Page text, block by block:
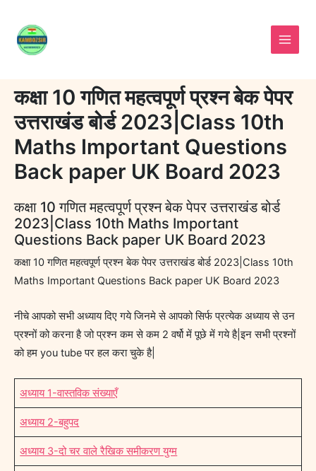
content
कक्षा 10 गणित महत्वपूर्ण प्रश्न बेक पेपर
उत्तराखंड बोर्ड 2023|Class 10th
Maths Important Questions
Back paper UK Board 2023
कक्षा 10 गणित महत्वपूर्ण प्रश्न बेक पेपर उत्तराखंड बोर्ड
2023|Class 10th Maths Important
Questions Back paper UK Board 2023
कक्षा 10 गणित महत्वपूर्ण प्रश्न बेक पेपर उत्तराखंड बोर्ड 2023|Class 10th
Maths Important Questions Back paper UK Board 2023
नीचे आपको सभी अध्याय दिए गये जिनमे से आपको सिर्फ प्रत्येक अध्याय से उन
प्रश्नों को करना है जो प्रश्न कम से कम 2 वर्षो में पूछे में गये है|इन सभी प्रश्नों
को हम you tube पर हल करा चुके है|
अध्याय 1-वास्तविक संख्याएँ
अध्याय 2-बहुपद
अध्याय 3-दो चर वाले रैखिक समीकरण युग्म